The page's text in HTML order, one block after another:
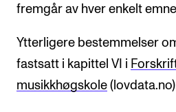
fremgår av hver enkelt
Ytterligere bestemmelser
fastsatt i kapittel VI i
musikkhøgskole